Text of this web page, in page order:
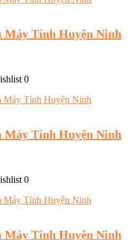
Máy Tính Huyện Ninh
0
Máy Tính Huyện Ninh
0
Máy Tính Huyện Ninh